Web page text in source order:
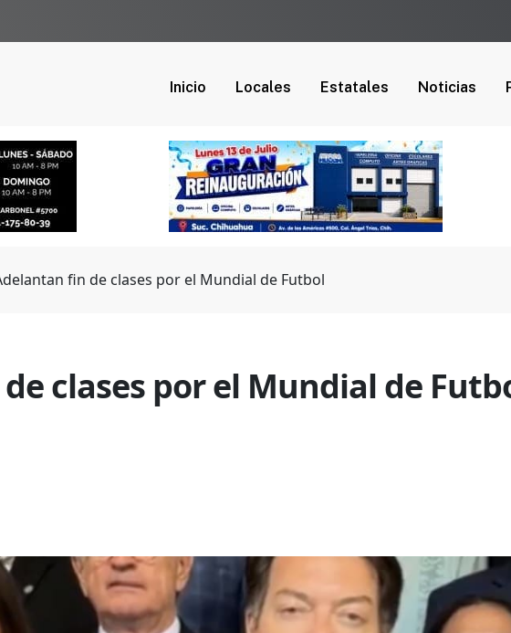
Inicio Locales Estatales Noticias
fin de clases por el Mundial de Futbol
clases por el Mundial de